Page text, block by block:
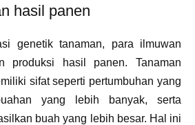
hasil panen
genetik tanaman, para ilmuwan
produksi hasil panen. Tanaman
sifat seperti pertumbuhan yang
yang lebih banyak, serta
buah yang lebih besar. Hal ini